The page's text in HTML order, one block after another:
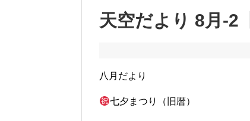
天空だより 8月-2
八月だより
七夕まつり（旧暦）